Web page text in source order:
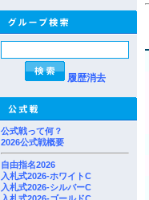
履歴消去
公式戦って何？
2026公式戦概要
自由指名2026
入札式2026-ホワイトC
入札式2026-シルバーC